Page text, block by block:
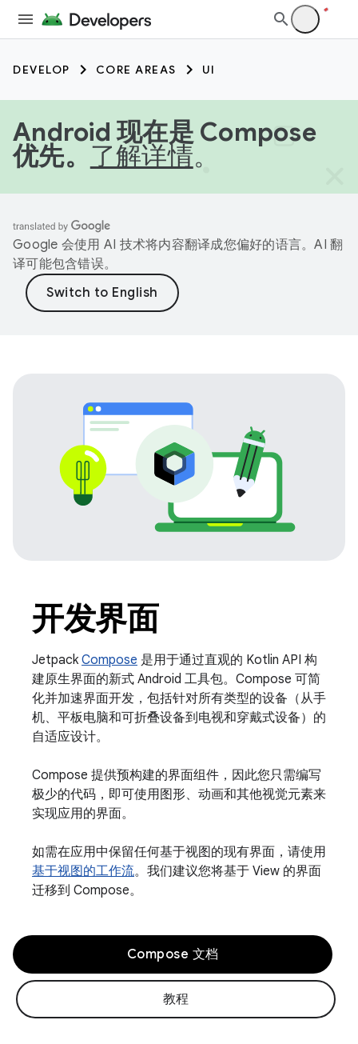
DEVELOP CORE AREAS UI
Android 现在是 Compose
优先。 了解详情。
Google 会使用 AI 技术将内容翻译成您偏好的语言。AI 翻
译可能包含错误。
开发界面
Jetpack Compose 是用于通过直观的 Kotlin API 构
建原生界面的新式 Android 工具包。Compose 可简
化并加速界面开发，包括针对所有类型的设备（从手
机、平板电脑和可折叠设备到电视和穿戴式设备）的
自适应设计。
Compose 提供预构建的界面组件，因此您只需编写
极少的代码，即可使用图形、动画和其他视觉元素来
实现应用的界面。
如需在应用中保留任何基于视图的现有界面，请使用
基于视图的工作流。我们建议您将基于 View 的界面
迁移到 Compose。
Compose 文档
教程